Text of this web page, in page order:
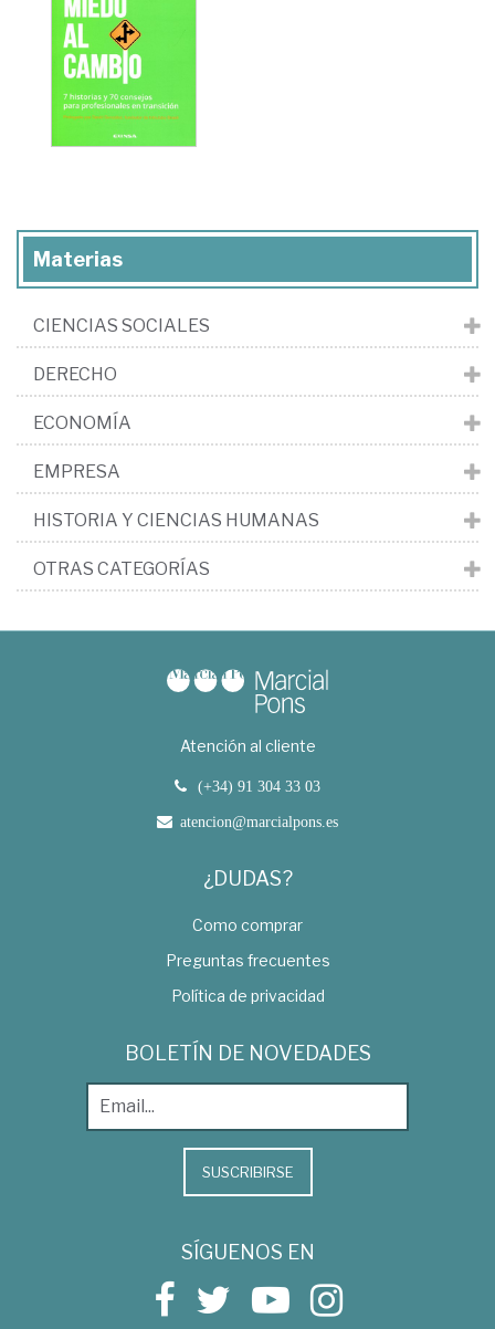
Materias
CIENCIAS SOCIALES
DERECHO
ECONOMÍA
EMPRESA
HISTORIA Y CIENCIAS HUMANAS
OTRAS CATEGORÍAS
Atención al cliente
(+34) 91 304 33 03
atencion@marcialpons.es
¿DUDAS?
Como comprar
Preguntas frecuentes
Política de privacidad
BOLETÍN DE NOVEDADES
SUSCRIBIRSE
SÍGUENOS EN